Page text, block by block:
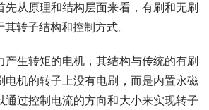
先从原理和结构层面来看，有刷和无刷
转子结构和控制方式。
产生转矩的电机，其结构与传统的有刷
电机的转子上没有电刷，而是内置永磁
通过控制电流的方向和大小来实现转子